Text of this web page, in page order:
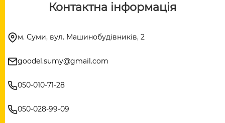
Контактна інформація
м. Суми, вул. Машинобудівників, 2
goodel.sumy@gmail.com
050-010-71-28
050-028-99-09